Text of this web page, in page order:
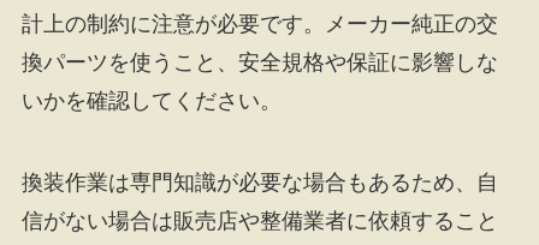
計上の制約に注意が必要です。メーカー純正の交
換パーツを使うこと、安全規格や保証に影響しな
いかを確認してください。
換装作業は専門知識が必要な場合もあるため、自
信がない場合は販売店や整備業者に依頼すること